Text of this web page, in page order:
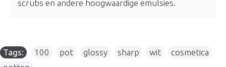
scrubs en andere hoogwaardige emulsies.
Tags: 100 pot glossy sharp wit cosmetica